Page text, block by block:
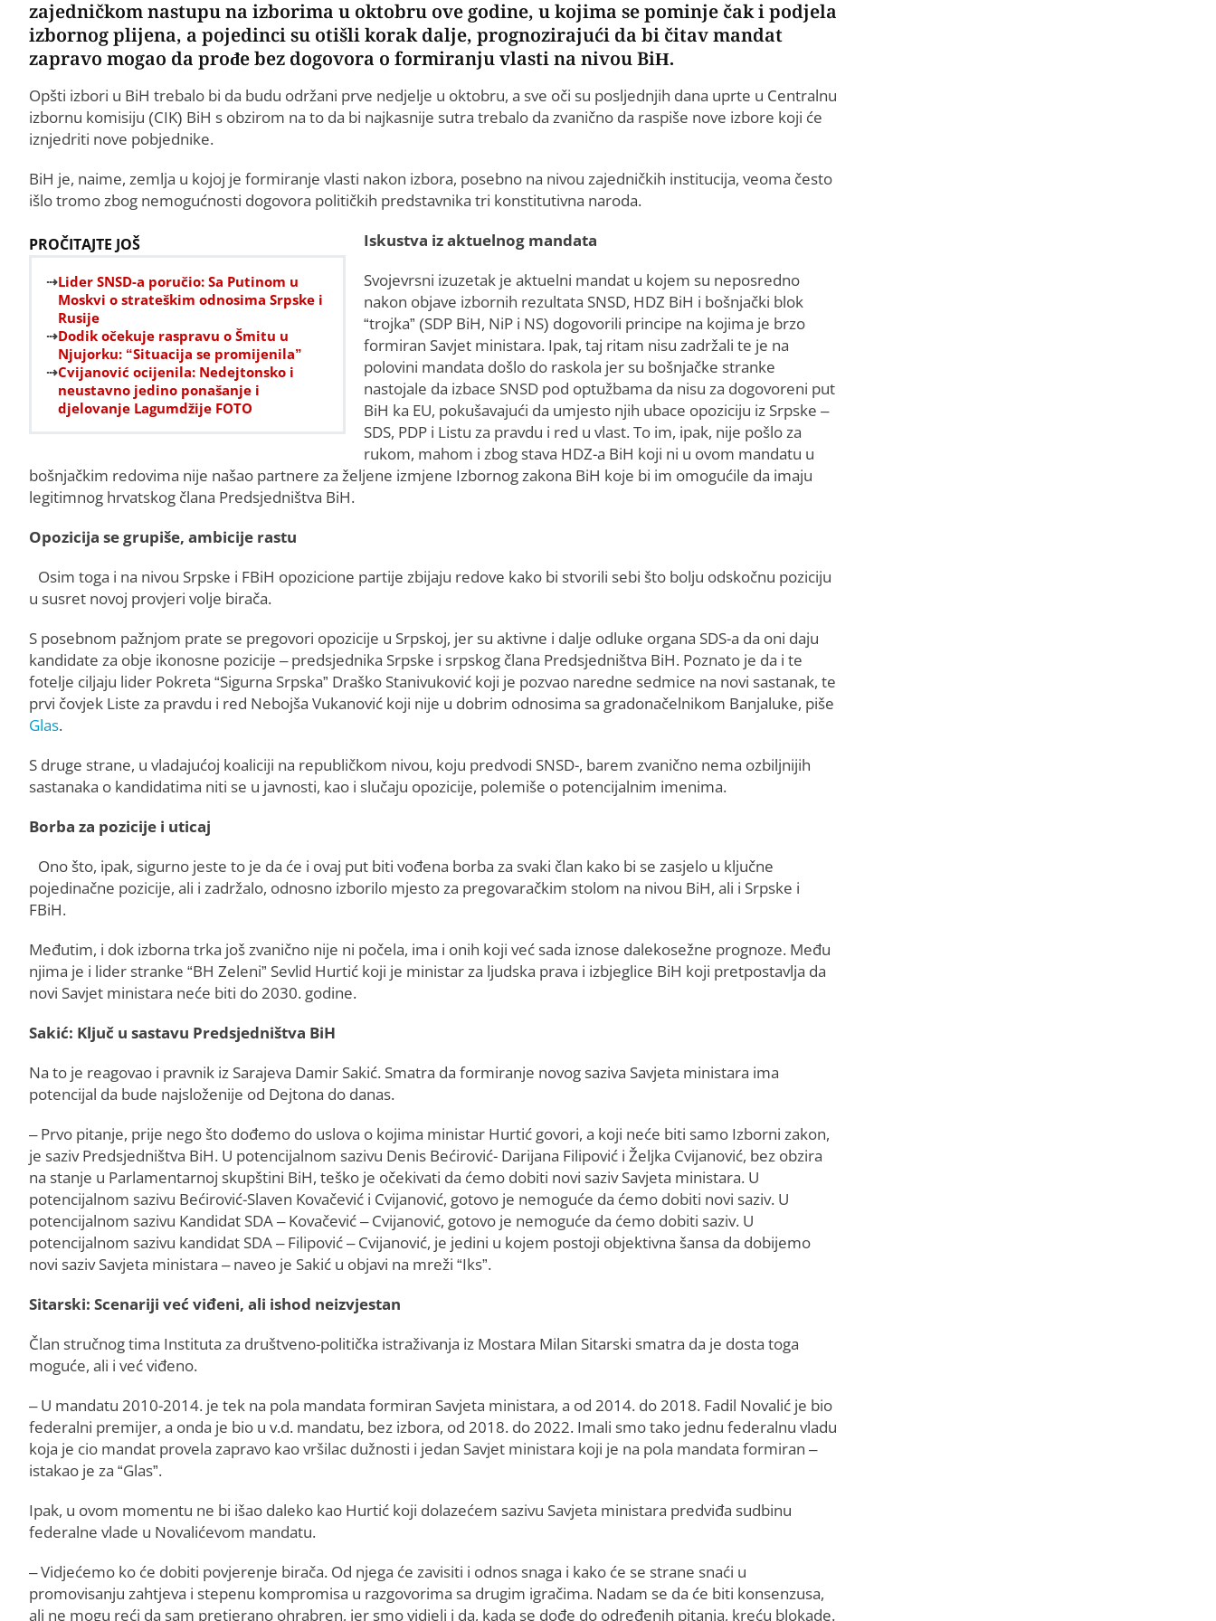
zajedničkom nastupu na izborima u oktobru ove godine, u kojima se pominje čak i podjela
izbornog plijena, a pojedinci su otišli korak dalje, prognozirajući da bi čitav mandat
zapravo mogao da prođe bez dogovora o formiranju vlasti na nivou BiH.
Opšti izbori u BiH trebalo bi da budu održani prve nedjelje u oktobru, a sve oči su posljednjih dana uprte u Centralnu
izbornu komisiju (CIK) BiH s obzirom na to da bi najkasnije sutra trebalo da zvanično da raspiše nove izbore koji će
iznjedriti nove pobjednike.
BiH je, naime, zemlja u kojoj je formiranje vlasti nakon izbora, posebno na nivou zajedničkih institucija, veoma često
išlo tromo zbog nemogućnosti dogovora političkih predstavnika tri konstitutivna naroda.
PROČITAJTE JOŠ
Lider SNSD-a poručio: Sa Putinom u
Moskvi o strateškim odnosima Srpske i
Rusije
Dodik očekuje raspravu o Šmitu u
Njujorku: “Situacija se promijenila”
Cvijanović ocijenila: Nedejtonsko i
neustavno jedino ponašanje i
djelovanje Lagumdžije FOTO
Iskustva iz aktuelnog mandata
Svojevrsni izuzetak je aktuelni mandat u kojem su neposredno
nakon objave izbornih rezultata SNSD, HDZ BiH i bošnjački blok
“trojka” (SDP BiH, NiP i NS) dogovorili principe na kojima je brzo
formiran Savjet ministara. Ipak, taj ritam nisu zadržali te je na
polovini mandata došlo do raskola jer su bošnjačke stranke
nastojale da izbace SNSD pod optužbama da nisu za dogovoreni put
BiH ka EU, pokušavajući da umjesto njih ubace opoziciju iz Srpske –
SDS, PDP i Listu za pravdu i red u vlast. To im, ipak, nije pošlo za
rukom, mahom i zbog stava HDZ-a BiH koji ni u ovom mandatu u
bošnjačkim redovima nije našao partnere za željene izmjene Izbornog zakona BiH koje bi im omogućile da imaju
legitimnog hrvatskog člana Predsjedništva BiH.
Opozicija se grupiše, ambicije rastu
Osim toga i na nivou Srpske i FBiH opozicione partije zbijaju redove kako bi stvorili sebi što bolju odskočnu poziciju
u susret novoj provjeri volje birača.
S posebnom pažnjom prate se pregovori opozicije u Srpskoj, jer su aktivne i dalje odluke organa SDS-a da oni daju
kandidate za obje ikonosne pozicije – predsjednika Srpske i srpskog člana Predsjedništva BiH. Poznato je da i te
fotelje ciljaju lider Pokreta “Sigurna Srpska” Draško Stanivuković koji je pozvao naredne sedmice na novi sastanak, te
prvi čovjek Liste za pravdu i red Nebojša Vukanović koji nije u dobrim odnosima sa gradonačelnikom Banjaluke, piše
Glas.
S druge strane, u vladajućoj koaliciji na republičkom nivou, koju predvodi SNSD-, barem zvanično nema ozbiljnijih
sastanaka o kandidatima niti se u javnosti, kao i slučaju opozicije, polemiše o potencijalnim imenima.
Borba za pozicije i uticaj
Ono što, ipak, sigurno jeste to je da će i ovaj put biti vođena borba za svaki član kako bi se zasjelo u ključne
pojedinačne pozicije, ali i zadržalo, odnosno izborilo mjesto za pregovaračkim stolom na nivou BiH, ali i Srpske i
FBiH.
Međutim, i dok izborna trka još zvanično nije ni počela, ima i onih koji već sada iznose dalekosežne prognoze. Među
njima je i lider stranke “BH Zeleni” Sevlid Hurtić koji je ministar za ljudska prava i izbjeglice BiH koji pretpostavlja da
novi Savjet ministara neće biti do 2030. godine.
Sakić: Ključ u sastavu Predsjedništva BiH
Na to je reagovao i pravnik iz Sarajeva Damir Sakić. Smatra da formiranje novog saziva Savjeta ministara ima
potencijal da bude najsloženije od Dejtona do danas.
– Prvo pitanje, prije nego što dođemo do uslova o kojima ministar Hurtić govori, a koji neće biti samo Izborni zakon,
je saziv Predsjedništva BiH. U potencijalnom sazivu Denis Bećirović- Darijana Filipović i Željka Cvijanović, bez obzira
na stanje u Parlamentarnoj skupštini BiH, teško je očekivati da ćemo dobiti novi saziv Savjeta ministara. U
potencijalnom sazivu Bećirović-Slaven Kovačević i Cvijanović, gotovo je nemoguće da ćemo dobiti novi saziv. U
potencijalnom sazivu Kandidat SDA – Kovačević – Cvijanović, gotovo je nemoguće da ćemo dobiti saziv. U
potencijalnom sazivu kandidat SDA – Filipović – Cvijanović, je jedini u kojem postoji objektivna šansa da dobijemo
novi saziv Savjeta ministara – naveo je Sakić u objavi na mreži “Iks”.
Sitarski: Scenariji već viđeni, ali ishod neizvjestan
Član stručnog tima Instituta za društveno-politička istraživanja iz Mostara Milan Sitarski smatra da je dosta toga
moguće, ali i već viđeno.
– U mandatu 2010-2014. je tek na pola mandata formiran Savjeta ministara, a od 2014. do 2018. Fadil Novalić je bio
federalni premijer, a onda je bio u v.d. mandatu, bez izbora, od 2018. do 2022. Imali smo tako jednu federalnu vladu
koja je cio mandat provela zapravo kao vršilac dužnosti i jedan Savjet ministara koji je na pola mandata formiran –
istakao je za “Glas”.
Ipak, u ovom momentu ne bi išao daleko kao Hurtić koji dolazećem sazivu Savjeta ministara predviđa sudbinu
federalne vlade u Novalićevom mandatu.
– Vidjećemo ko će dobiti povjerenje birača. Od njega će zavisiti i odnos snaga i kako će se strane snaći u
promovisanju zahtjeva i stepenu kompromisa u razgovorima sa drugim igračima. Nadam se da će biti konsenzusa,
ali ne mogu reći da sam pretjerano ohrabren, jer smo vidjeli i da, kada se dođe do određenih pitanja, kreću blokade.